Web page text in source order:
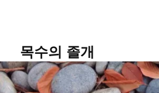
content목수의 졸개